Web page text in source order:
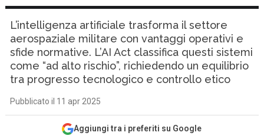
L’intelligenza artificiale trasforma il settore
aerospaziale militare con vantaggi operativi e
sfide normative. L’AI Act classifica questi sistemi
come “ad alto rischio”, richiedendo un equilibrio
tra progresso tecnologico e controllo etico
Pubblicato il 11 apr 2025
Aggiungi tra i preferiti su Google